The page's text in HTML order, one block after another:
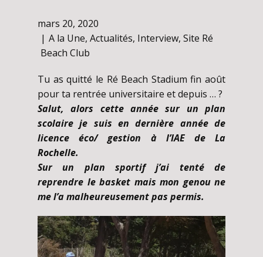
mars 20, 2020
A la Une, Actualités, Interview, Site Ré
Beach Club
Tu as quitté le Ré Beach Stadium fin août
pour ta rentrée universitaire et depuis … ?
Salut, alors cette année sur un plan
scolaire je suis en dernière année de
licence éco/ gestion à l’IAE de La
Rochelle.
Sur un plan sportif j’ai tenté de
reprendre le basket mais mon genou ne
me l’a malheureusement pas permis.